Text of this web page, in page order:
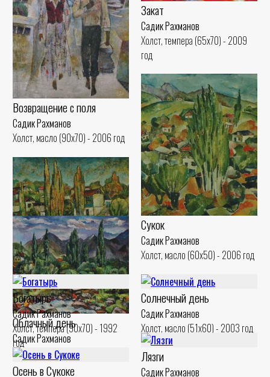
Закат
Садик Рахманов
Холст, темпера (65x70) - 2009
год
Возвращение с поля
Садик Рахманов
Холст, масло (90x70) - 2006 год
Сукок
Садик Рахманов
Холст, масло (60x50) - 2006 год
Тополя Сукока
Садик Рахманов
Холст, масло (50x60) - 2000 год
Облачный день
Садик Рахманов
Холст, масло (50x60) - 2000 год
Солнечный день
Садик Рахманов
Холст, масло (51x60) - 2003 год
Богатырь
Садик Рахманов
Холст, темпера (90x70) - 1992
год
Лязги
Садик Рахманов
Осень в Сукоке